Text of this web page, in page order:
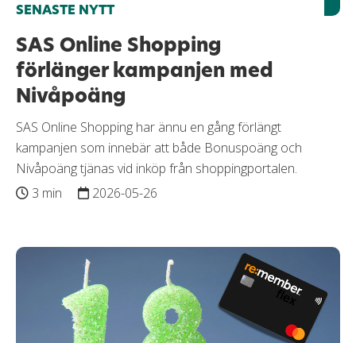
SENASTE NYTT
SAS Online Shopping
förlänger kampanjen med
Nivåpoäng
SAS Online Shopping har ännu en gång förlängt
kampanjen som innebär att både Bonuspoäng och
Nivåpoäng tjänas vid inköp från shoppingportalen.
3 min
2026-05-26